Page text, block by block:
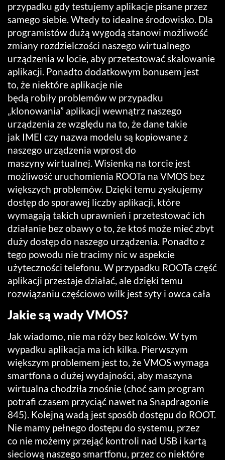
przypadku gdy testujemy aplikacje pisane przez
samego siebie. Wtedy to idealne środowisko. Dla
programistów dużą wygodą stanowi możliwość
zmiany rozdzielczości naszego wirtualnego
urządzenia w locie, aby przetestować skalowanie
aplikacji. Ponadto dodatkowym bonusem jest
to, że niektóre aplikacje nie
będą robiły problemów w przypadku
„klonowania” aplikacji wewnątrz naszego
urządzenia ze względu na to, że dane takie
jak IMEI czy nazwa modelu są kopiowane z
naszego urządzenia wprost do
maszyny wirtualnej. Wisienką na torcie jest
możliwość uruchomienia ROOTa na VMOS bez
większych problemów. Dzięki temu zyskujemy
dostęp do sporawej liczby aplikacji, które
wymagają takich uprawnień i przetestować ich
działanie bez obawy o to, że ktoś może mieć zbyt
duży dostęp do naszego urządzenia. Ponadto z
tego powodu nie tracimy nic w aspekcie
użyteczności telefonu. W przypadku ROOTa część
aplikacji przestaje działać, ale dzięki temu
rozwiązaniu częściowo wilk jest syty i owca cała
Jakie są wady VMOS?
Jak wiadomo, nie ma róży bez kolców. W tym
wypadku aplikacja ma ich kilka. Pierwszym
większym problemem jest to, że VMOS wymaga
smartfona o dużej wydajności, aby maszyna
wirtualna chodziła znośnie (choć sam program
potrafi czasem przyciąć nawet na Snapdragonie
845). Kolejną wadą jest sposób dostępu do ROOT.
Nie mamy pełnego dostępu do systemu, przez
co nie możemy przejąć kontroli nad USB i kartą
sieciową naszego smartfonu, przez co niektóre